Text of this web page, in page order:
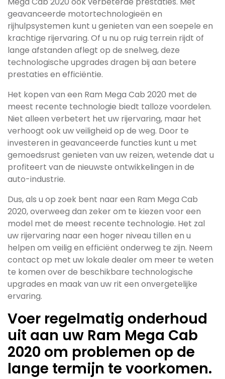
geavanceerde motortechnologieën en
rijhulpsystemen kunt u genieten van een soepele en
krachtige rijervaring. Of u nu op ruig terrein rijdt of
lange afstanden aflegt op de snelweg, deze
technologische upgrades dragen bij aan betere
prestaties en efficiëntie.
Het kopen van een Ram Mega Cab 2020 met de
meest recente technologie biedt talloze voordelen.
Niet alleen verbetert het uw rijervaring, maar het
verhoogt ook uw veiligheid op de weg. Door te
investeren in geavanceerde functies kunt u met
gemoedsrust genieten van uw reizen, wetende dat u
profiteert van de nieuwste ontwikkelingen in de
auto-industrie.
Dus, als u op zoek bent naar een Ram Mega Cab
2020, overweeg dan zeker om te kiezen voor een
model met de meest recente technologie. Het zal
uw rijervaring naar een hoger niveau tillen en u
helpen om veilig en efficiënt onderweg te zijn. Neem
contact op met uw lokale dealer om meer te weten
te komen over de beschikbare technologische
upgrades en maak van uw rit een onvergetelijke
ervaring.
Voer regelmatig onderhoud
uit aan uw Ram Mega Cab
2020 om problemen op de
lange termijn te voorkomen.